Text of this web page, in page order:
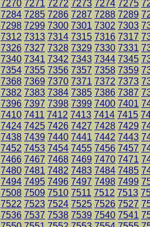
7270 7271 7272 7273 7274 7275
7284 7285 7286 7287 7288 7289
7298 7299 7300 7301 7302 7303
7312 7313 7314 7315 7316 7317
7326 7327 7328 7329 7330 7331
7340 7341 7342 7343 7344 7345
7354 7355 7356 7357 7358 7359
7368 7369 7370 7371 7372 7373
7382 7383 7384 7385 7386 7387
7396 7397 7398 7399 7400 7401
7410 7411 7412 7413 7414 7415
7424 7425 7426 7427 7428 7429
7438 7439 7440 7441 7442 7443
7452 7453 7454 7455 7456 7457
7466 7467 7468 7469 7470 7471
7480 7481 7482 7483 7484 7485
7494 7495 7496 7497 7498 7499
7508 7509 7510 7511 7512 7513
7522 7523 7524 7525 7526 7527
7536 7537 7538 7539 7540 7541